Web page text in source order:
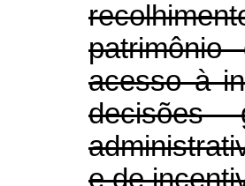
acesso à
decisões
e de